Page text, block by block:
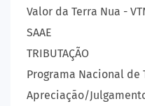
Valor da Terra Nua -
SAAE
TRIBUTAÇÃO
Programa Nacional de
Apreciação/